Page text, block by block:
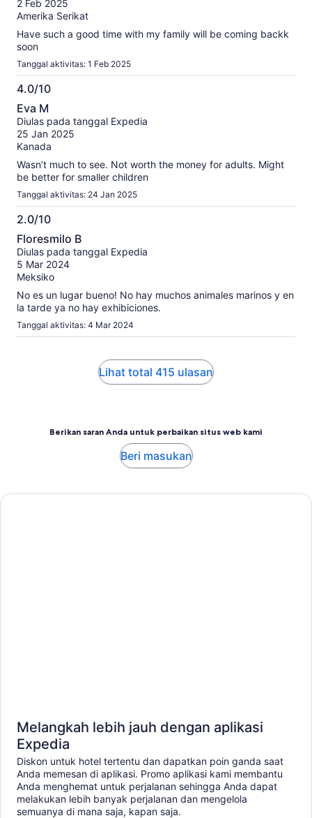
2 Feb 2025
Amerika Serikat
Have such a good time with my family will be coming backk
soon
Tanggal aktivitas: 1 Feb 2025
4.0/10
4.0
dari
10
Eva M
Diulas pada tanggal Expedia
25 Jan 2025
Kanada
Wasn’t much to see. Not worth the money for adults. Might
be better for smaller children
Tanggal aktivitas: 24 Jan 2025
2.0/10
2.0
dari
10
Floresmilo B
Diulas pada tanggal Expedia
5 Mar 2024
Meksiko
No es un lugar bueno! No hay muchos animales marinos y en
la tarde ya no hay exhibiciones.
Tanggal aktivitas: 4 Mar 2024
Lihat total 415 ulasan
Berikan saran Anda untuk perbaikan situs web kami
Beri masukan
Melangkah lebih jauh dengan aplikasi
Expedia
Diskon untuk hotel tertentu dan dapatkan poin ganda saat
Anda memesan di aplikasi. Promo aplikasi kami membantu
Anda menghemat untuk perjalanan sehingga Anda dapat
melakukan lebih banyak perjalanan dan mengelola
semuanya di mana saja, kapan saja.